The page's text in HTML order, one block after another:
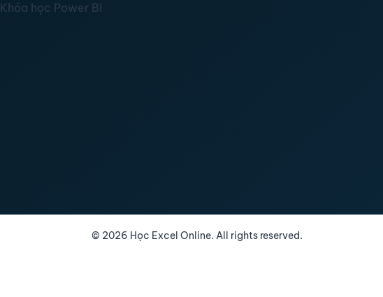
Khóa học Power BI
© 2026 Học Excel Online. All rights reserved.